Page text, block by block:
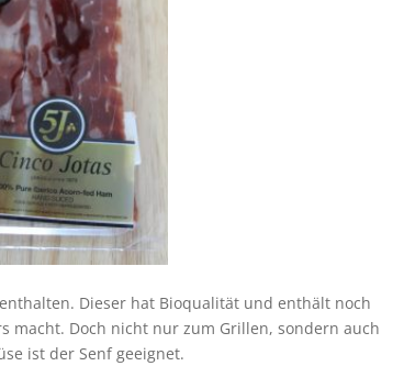
Dieser hat Bioqualität und enthält noch
macht. Doch nicht nur zum Grillen, sondern auch
ist der Senf geeignet.